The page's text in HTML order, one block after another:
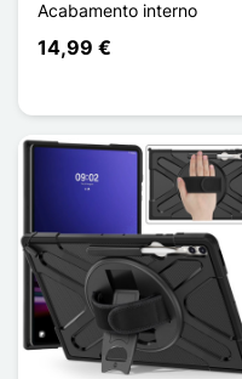
Acabamento interno
14,99 €